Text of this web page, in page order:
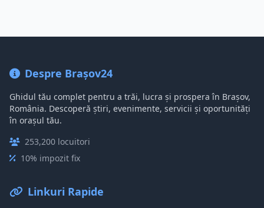
Despre Brașov24
Ghidul tău complet pentru a trăi, lucra și prospera în Brașov,
România. Descoperă știri, evenimente, servicii și oportunități
în orașul tău.
253,200 locuitori
10% impozit fix
Linkuri Rapide